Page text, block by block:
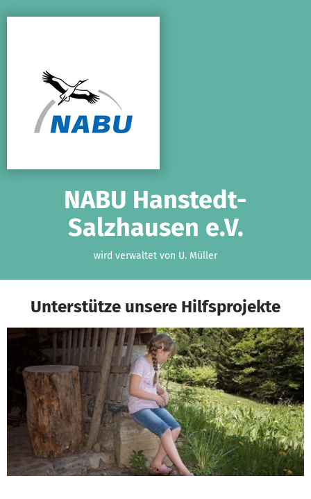
NABU Hanstedt-
Salzhausen e.V.
wird verwaltet von U. Müller
Unterstütze unsere Hilfsprojekte